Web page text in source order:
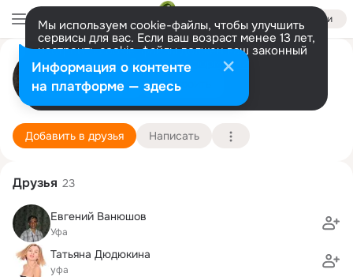
Войти
Мы используем cookie-файлы, чтобы улучшить
сервисы для вас. Если ваш возраст менее 13 лет,
настроить cookie-файлы должен ваш законный
представитель. Больше информации
Разрешить все Настроить
Юлия Мангилева
Уфа 6 сентября (47 лет)
Подробнее
Добавить в друзья Написать
Друзья 23
Евгений Ванюшов
Уфа
Татьяна Дюдюкина
уфа
Информация о контенте
на платформе — здесь